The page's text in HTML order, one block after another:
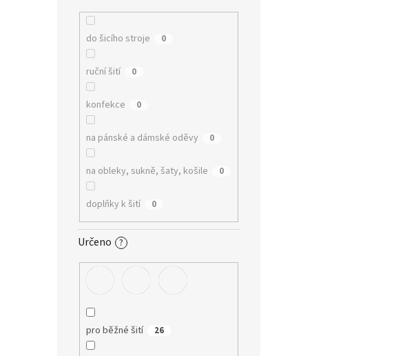
do šicího stroje 0
ruční šití 0
konfekce 0
na pánské a dámské oděvy 0
na obleky, sukně, šaty, košile 0
doplňky k šití 0
Určeno ?
pro běžné šití 26